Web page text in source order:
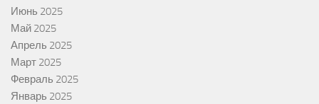
Июнь 2025
Май 2025
Апрель 2025
Март 2025
Февраль 2025
Январь 2025